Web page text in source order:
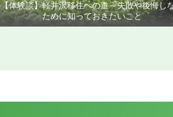
【体験談】軽井沢移住への道～失敗や後悔し
ために知っておきたいこと